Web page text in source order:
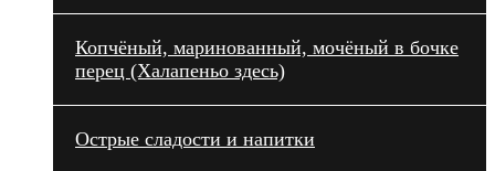
Копчёный, маринованный, мочёный в бочке
перец (Халапеньо здесь)
Острые сладости и напитки